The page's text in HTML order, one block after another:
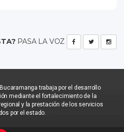
PASA LA VOZ
trabaja por el desarrollo
mediante el fortalecimiento de la
y la prestación de los servicios
por el estado.